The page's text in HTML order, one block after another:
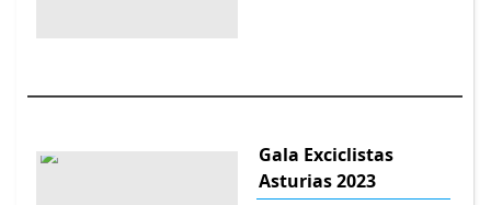
Gala Exciclistas
Asturias 2023